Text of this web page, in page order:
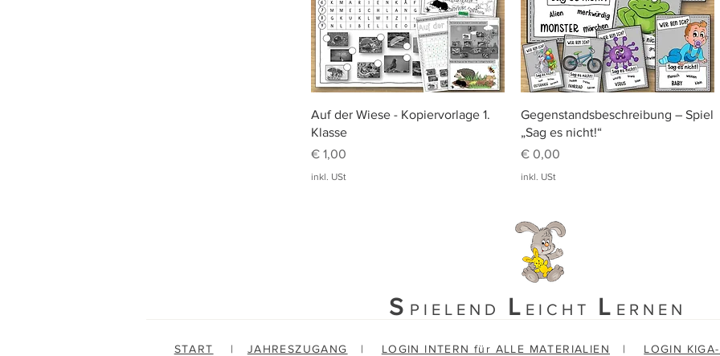
Schnellansicht
Auf der Wiese - Kopiervorlage 1.
Klasse
Preis
€ 1,00
inkl. USt
Schnellansicht
Gegenstandsbeschreibung – Spiel
„Sag es nicht!“
Preis
€ 0,00
inkl. USt
S PIELEND L EICHT L ERNEN
START | JAHRESZUGANG | LOGIN INTERN für ALLE MATERIALIEN | LOGIN